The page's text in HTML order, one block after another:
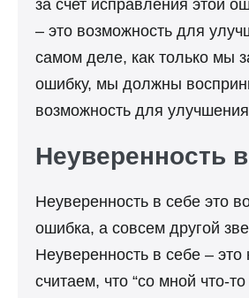
за счет исправления этой
– это возможность для
самом деле, как только мы
ошибку, мы должны
возможность для
Неуверенность
Неуверенность в себе это
ошибка, а совсем другой
Неуверенность в себе – это
считаем, что “со мной что-то